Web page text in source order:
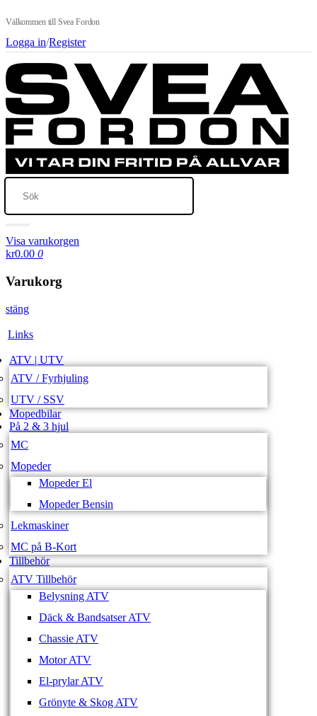
Välkommen till Svea Fordon
Logga in/Register
Visa varukorgen
kr0.00 0
Varukorg
stäng
Links
ATV | UTV
ATV / Fyrhjuling
UTV / SSV
Mopedbilar
På 2 & 3 hjul
MC
Mopeder
Mopeder El
Mopeder Bensin
Lekmaskiner
MC på B-Kort
Tillbehör
ATV Tillbehör
Belysning ATV
Däck & Bandsatser ATV
Chassie ATV
Motor ATV
El-prylar ATV
Grönyte & Skog ATV